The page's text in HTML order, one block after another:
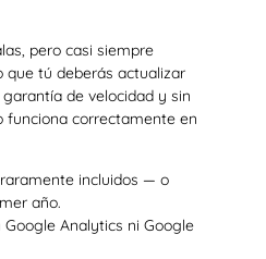
pero casi siempre
tú deberás actualizar
de velocidad y sin
funciona correctamente en
incluidos — o
año.
Analytics ni Google